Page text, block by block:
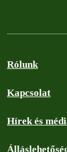
Rólunk
Kapcsolat
Hírek és